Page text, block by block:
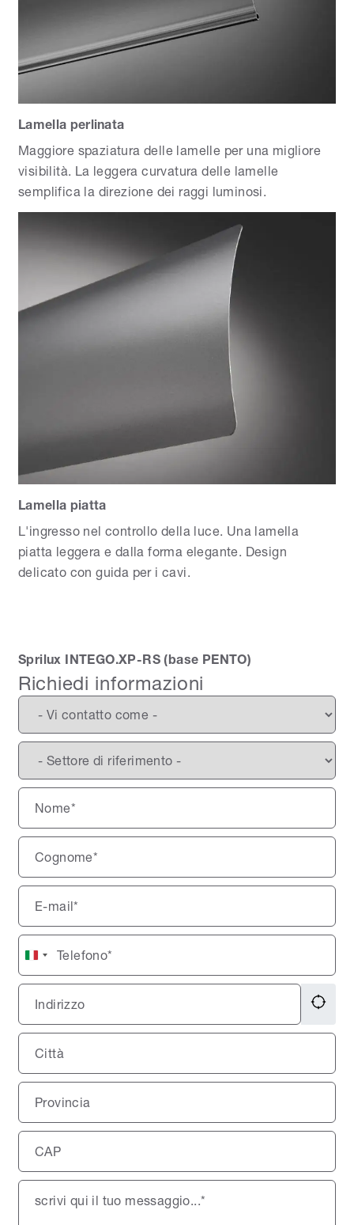
Lamella perlinata
Maggiore spaziatura delle lamelle per una migliore
visibilità. La leggera curvatura delle lamelle
semplifica la direzione dei raggi luminosi.
Lamella piatta
L'ingresso nel controllo della luce. Una lamella
piatta leggera e dalla forma elegante. Design
delicato con guida per i cavi.
Sprilux INTEGO.XP-RS (base PENTO)
Richiedi informazioni
Italy
+39